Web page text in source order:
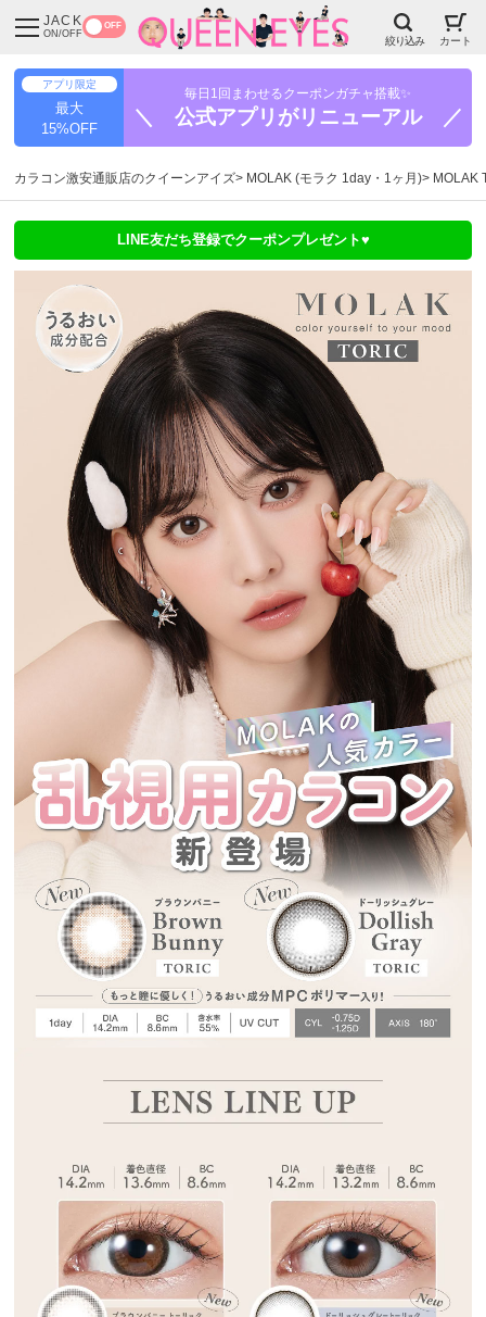
JACK
ON/OFF
OFF
絞り込み カート
アプリ限定
最大
15%OFF
毎日1回まわせるクーポンガチャ搭載✨
＼ 公式アプリがリニューアル ／
カラコン激安通販店のクイーンアイズ MOLAK (モラク 1day・1ヶ月) MOLAK
LINE友だち登録でクーポンプレゼント♥